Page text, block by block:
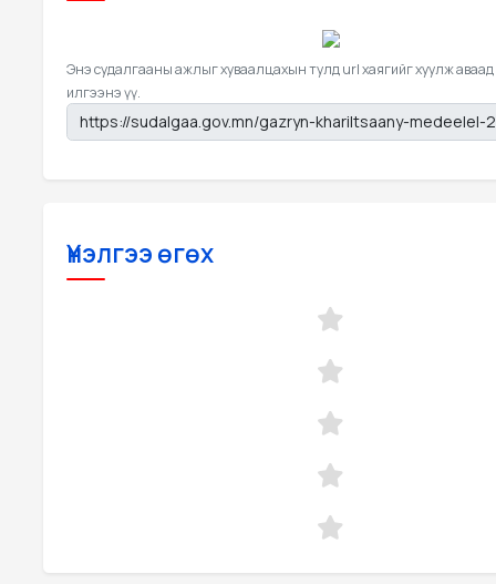
Энэ судалгааны ажлыг хуваалцахын тулд url хаягийг хуулж аваад
илгээнэ үү.
Үнэлгээ өгөх